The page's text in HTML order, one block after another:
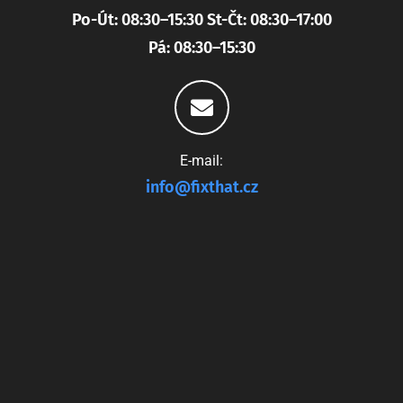
Po-Út: 08:30–15:30 St-Čt: 08:30–17:00
Pá: 08:30–15:30
E-mail:
info@fixthat.cz